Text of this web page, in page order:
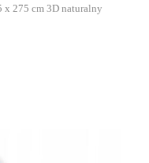
x 275 cm 3D naturalny
95,00 zł do 132,50 zł